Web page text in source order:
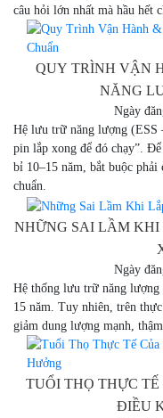
câu hỏi lớn nhất mà hầu hết
QUY TRÌNH VẬN
NĂNG
Ngày
Hệ lưu trữ năng lượng (ESS
pin lắp xong để đó chạy”.
bỉ 10–15 năm, bắt buộc
chuẩn.
NHỮNG SAI LẦM KHI
Ngày
Hệ thống lưu trữ năng
15 năm. Tuy nhiên, trên
giảm dung lượng mạnh,
TUỔI THỌ THỰC
ĐIỀU